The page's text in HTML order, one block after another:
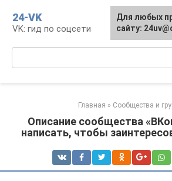
контенту
24-VK
VK: гид по соцсети
Главная » Сообщества и
Описание сообщества
написать, чтобы
Для любых
сайту: